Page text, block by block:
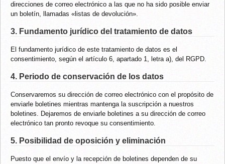
direcciones de correo electrónico a las que no ha sido posible enviar
un boletín, llamadas «listas de devolución».
3. Fundamento jurídico del tratamiento de datos
El fundamento jurídico de este tratamiento de datos es el
consentimiento, según el artículo 6, apartado 1, letra a), del RGPD.
4. Periodo de conservación de los datos
Conservaremos su dirección de correo electrónico con el propósito de
enviarle boletines mientras mantenga la suscripción a nuestros
boletines. Dejaremos de enviarle boletines a su dirección de correo
electrónico tan pronto revoque su consentimiento.
5. Posibilidad de oposición y eliminación
Puesto que el envío y la recepción de boletines dependen de su